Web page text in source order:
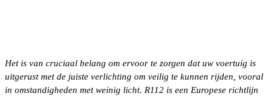
Het is van cruciaal belang om ervoor te zorgen dat uw voertuig is
uitgerust met de juiste verlichting om veilig te kunnen rijden, vooral
in omstandigheden met weinig licht. R112 is een Europese richtlijn